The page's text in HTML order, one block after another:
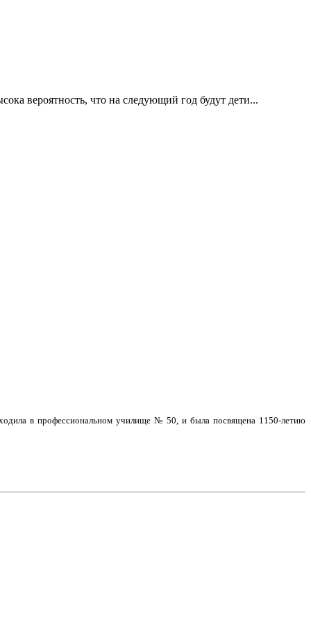
вероятность, что на следующий год будут дети...
в профессиональном училище № 50, и была посвящена 1150-летию